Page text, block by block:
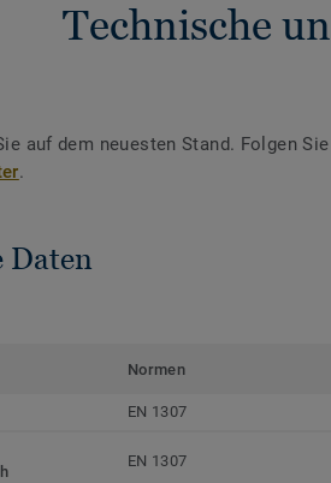
Technische
auf dem neuesten Stand. Folgen
.
Daten
Normen
EN 1307
EN 1307